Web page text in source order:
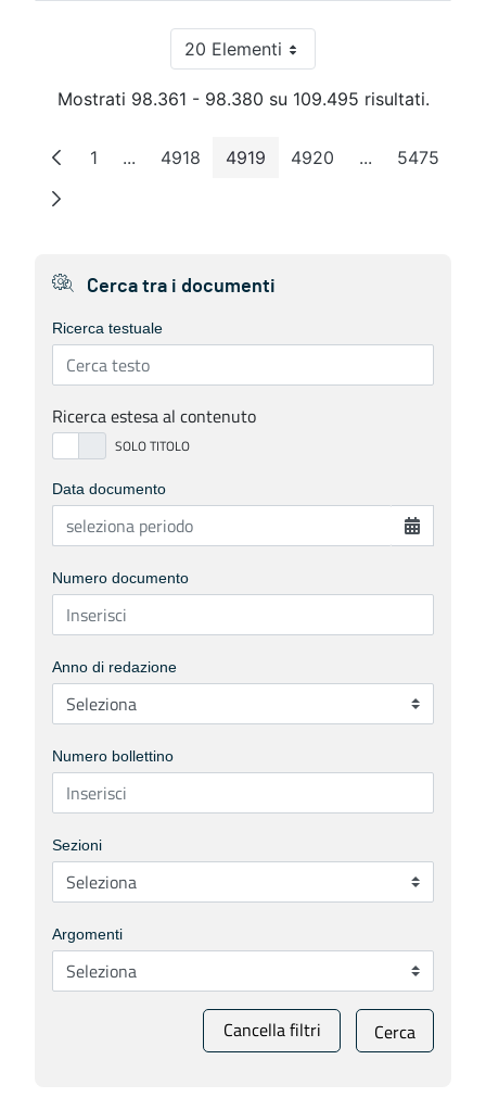
20 ElementiPer pagina
Mostrati 98.361 - 98.380 su 109.495 risultati.
Pagina
1 ...Pagine intermedie
Pagina
4918 Pagina
4919 Pagina
4920 ...PaginePagina
5475
Cerca tra i documenti
Ricerca testuale
Ricerca estesa al contenuto
Data documento
Numero documento
Anno di redazione
Numero bollettino
Sezioni
Argomenti
Cancella filtri Cerca